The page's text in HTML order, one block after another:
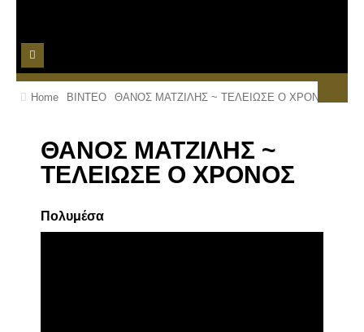
ΑΡΧΙΚΗ
ΒΙΝΤΕΟ
ΚΡΑΤΗΣΕΙΣ
Home ΒΙΝΤΕΟ ΘΑΝΟΣ ΜΑΤΖΙΛΗΣ ~ ΤΕΛΕΙΩΣΕ Ο ΧΡΟΝΟΣ
ΘΑΝΟΣ ΜΑΤΖΙΛΗΣ ~
ΤΕΛΕΙΩΣΕ Ο ΧΡΟΝΟΣ
Πολυμέσα